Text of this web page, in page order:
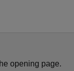
opening page.